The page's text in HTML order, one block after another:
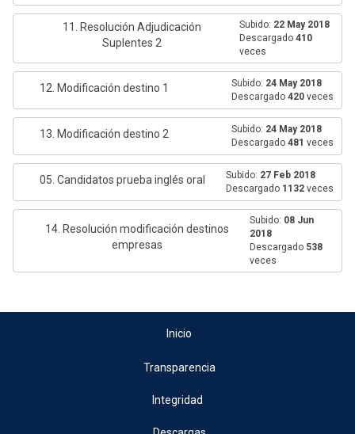
11. Resolución Adjudicación
Suplentes 2
Subido: 22 May 2018
Descargado 410
veces
12. Modificación destino 1 Subido: 24 May 2018
Descargado 420 veces
13. Modificación destino 2 Subido: 24 May 2018
Descargado 481 veces
05. Candidatos prueba inglés oral Subido: 27 Feb 2018
Descargado 1132 veces
14. Resolución modificación destinos
empresas
Subido: 08 Jun
2018
Descargado 538
veces
Inicio
Transparencia
Integridad